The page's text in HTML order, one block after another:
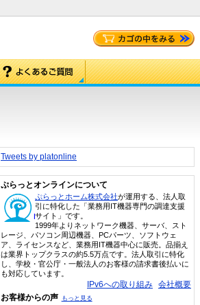
Tweets by platonline
ぷらっとオンラインについて
ぷらっとホーム株式会社が運用する、法人取
引に特化した「業務用IT機器専門の調達支援
サイト」です。
1999年よりネットワーク機器、サーバ、スト
レージ、パソコン周辺機器、PCパーツ、ソフトウェ
ア、ライセンスなど、業務用IT機器中心に販売。品揃え
は業界トップクラスの約5.5万点です。法人取引に特化
し、学校・官公庁・一般法人のお客様の請求書後払いに
も対応しています。
IPv6への取り組み 会社概要
お客様からの声 もっと見る